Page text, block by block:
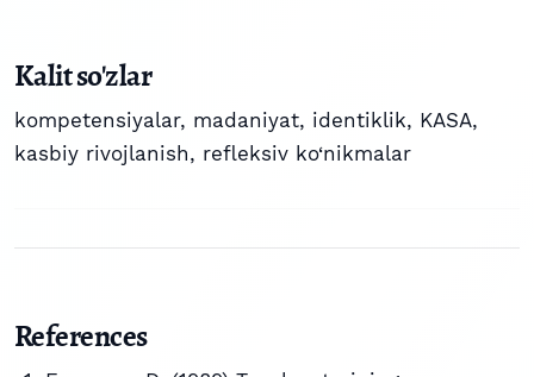
Kalit so'zlar
kompetensiyalar, madaniyat, identiklik, KASA,
kasbiy rivojlanish, refleksiv ko‘nikmalar
References